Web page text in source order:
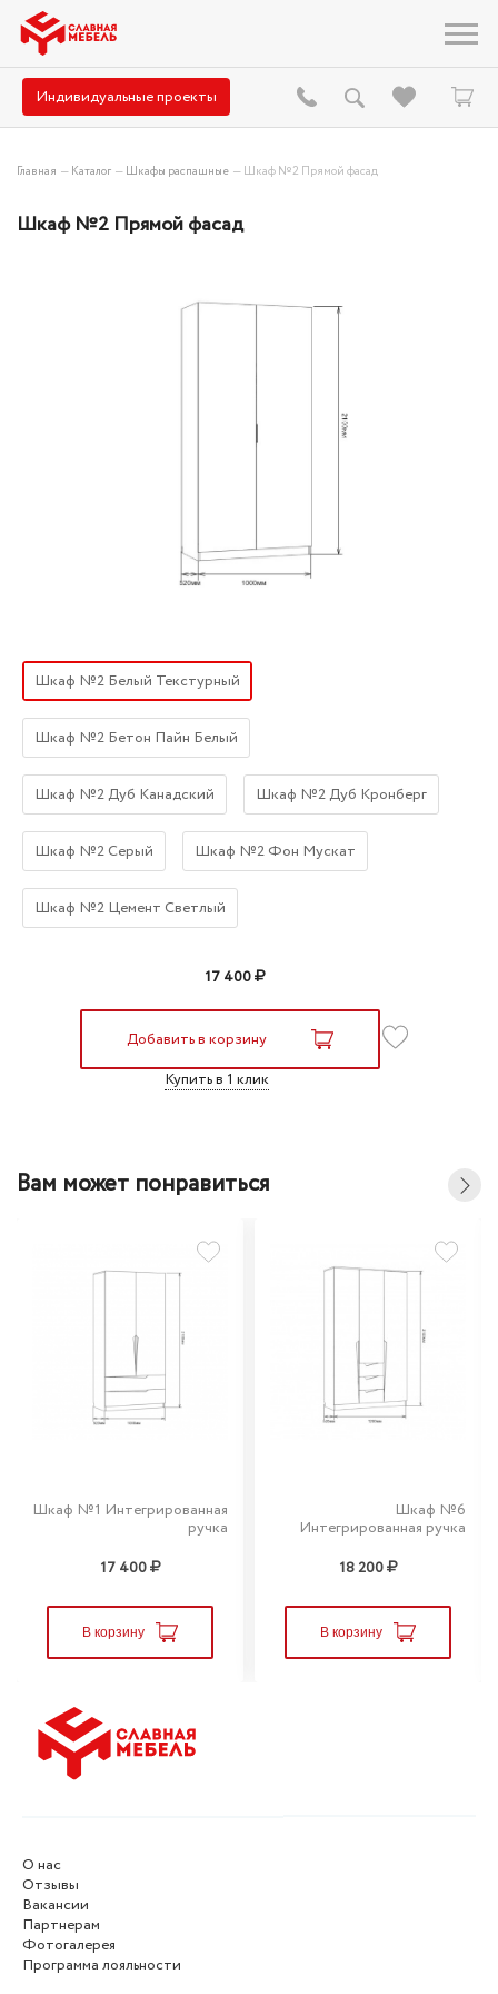
Индивидуальные проекты
Главная —Каталог —Шкафы распашные —Шкаф №2 Прямой фасад
Шкаф №2 Прямой фасад
Шкаф №2 Белый Текстурный
Шкаф №2 Бетон Пайн Белый
Шкаф №2 Дуб Канадский Шкаф №2 Дуб Кронберг
Шкаф №2 Серый Шкаф №2 Фон Мускат
Шкаф №2 Цемент Светлый
17 400
Добавить в корзину
Купить в 1 клик
Вам может понравиться
Шкаф №1 Интегрированная
ручка
17 400
В корзину
Шкаф №6
Интегрированная ручка
18 200
В корзину
О нас
Отзывы
Вакансии
Партнерам
Фотогалерея
Программа лояльности